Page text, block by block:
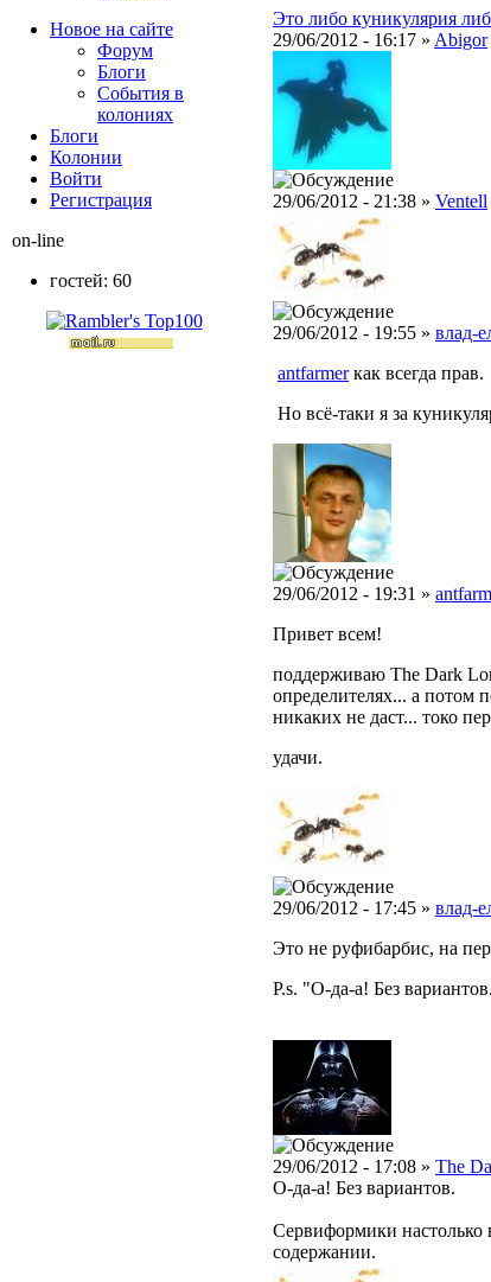
Это либо куникулярия
29/06/2012 - 16:17 » Abigor
29/06/2012 - 21:38 » Ventell
29/06/2012 - 19:55 » влад-
antfarmerкак всегда прав.
Но всё-таки я за
29/06/2012 - 19:31 »
Привет всем!
поддерживаю The Dark
определителях... а
никаких не даст... токо
удачи.
29/06/2012 - 17:45 » влад-
Это не руфибарбис, на
P.s. "О-да-а! Без
29/06/2012 - 17:08 » The
О-да-а! Без вариантов.
Сервиформики настолько
содержании.
Новое на сайте
Форум
Блоги
События в
колониях
Блоги
Колонии
Войти
Peгиcтpaция
on-line
гостей: 60